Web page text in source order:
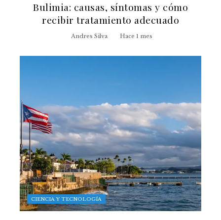
Bulimia: causas, síntomas y cómo
recibir tratamiento adecuado
Andres Silva Hace 1 mes
CIENCIA Y TECNOLOGÍA